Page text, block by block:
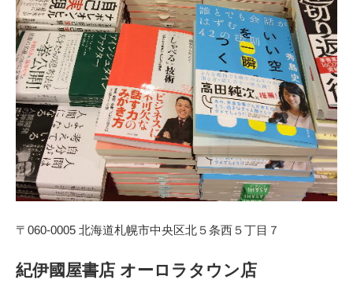
〒060-0005 北海道札幌市中央区北５条西５丁目７
紀伊國屋書店 オーロラタウン店